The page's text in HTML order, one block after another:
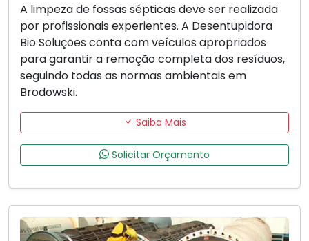
A limpeza de fossas sépticas deve ser realizada
por profissionais experientes. A Desentupidora
Bio Soluções conta com veículos apropriados
para garantir a remoção completa dos resíduos,
seguindo todas as normas ambientais em
Brodowski.
Saiba Mais
Solicitar Orçamento